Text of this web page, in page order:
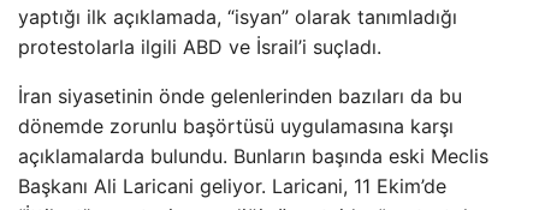
yaptığı ilk açıklamada, “isyan” olarak tanımladığı
protestolarla ilgili ABD ve İsrail’i suçladı.
İran siyasetinin önde gelenlerinden bazıları da bu
dönemde zorunlu başörtüsü uygulamasına karşı
açıklamalarda bulundu. Bunların başında eski Meclis
Başkanı Ali Laricani geliyor. Laricani, 11 Ekim’de